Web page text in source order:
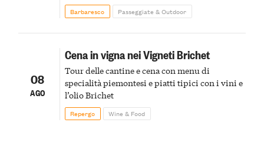
Barbaresco Passeggiate & Outdoor
08
AGO
Cena in vigna nei Vigneti Brichet
Tour delle cantine e cena con menu di
specialità piemontesi e piatti tipici con i vini e
l’olio Brichet
Repergo Wine & Food